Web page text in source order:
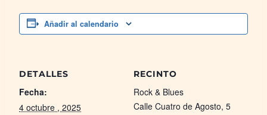
Añadir al calendario
DETALLES
Fecha:
4 octubre , 2025
RECINTO
Rock & Blues
Calle Cuatro de Agosto, 5